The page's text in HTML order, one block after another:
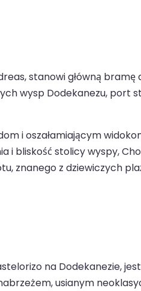
stanowi główną
wysp Dodekanezu,
i oszałamiającym
i bliskość stolicy wyspy,
znanego z dziewiczych
na Dodekanezie,
usianym